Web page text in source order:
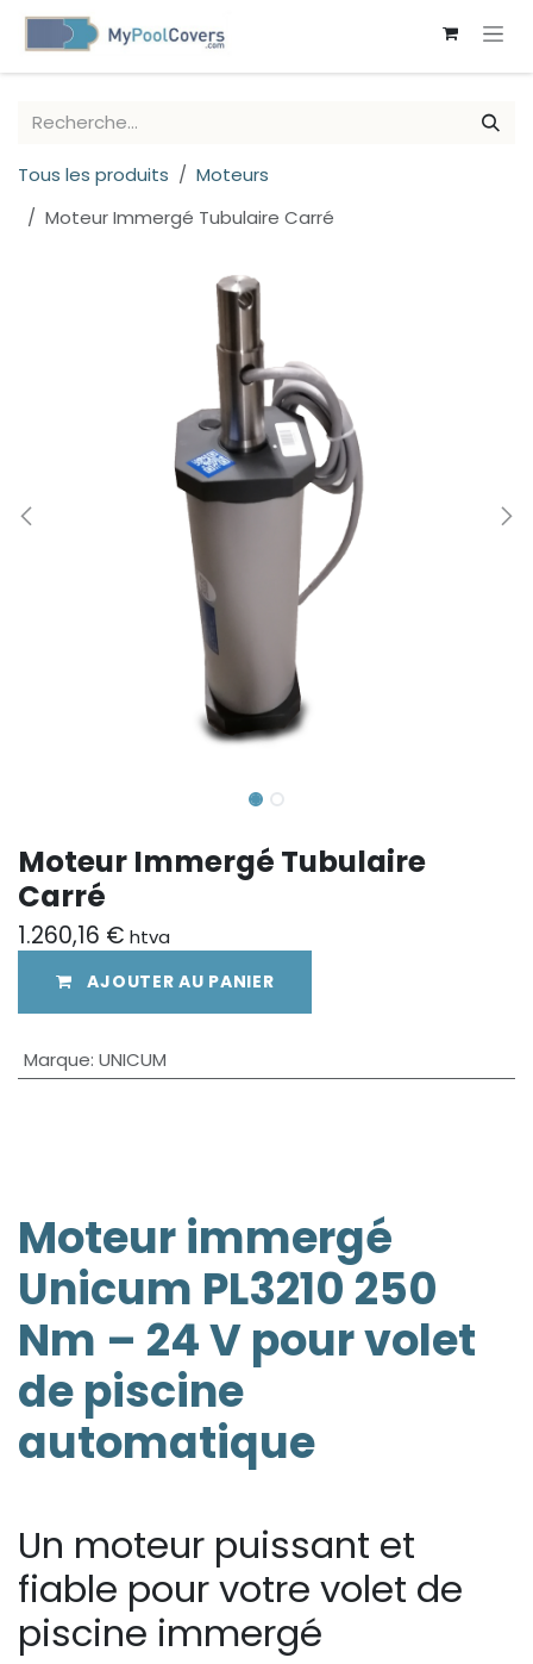
Tous les produits
Moteurs
Moteur Immergé Tubulaire Carré
Moteur Immergé Tubulaire
Carré
1.260,16 € htva
AJOUTER AU PANIER
Marque: UNICUM
Moteur immergé
Unicum PL3210 250
Nm – 24 V pour volet
de piscine
automatique
Un moteur puissant et
fiable pour votre volet de
piscine immergé